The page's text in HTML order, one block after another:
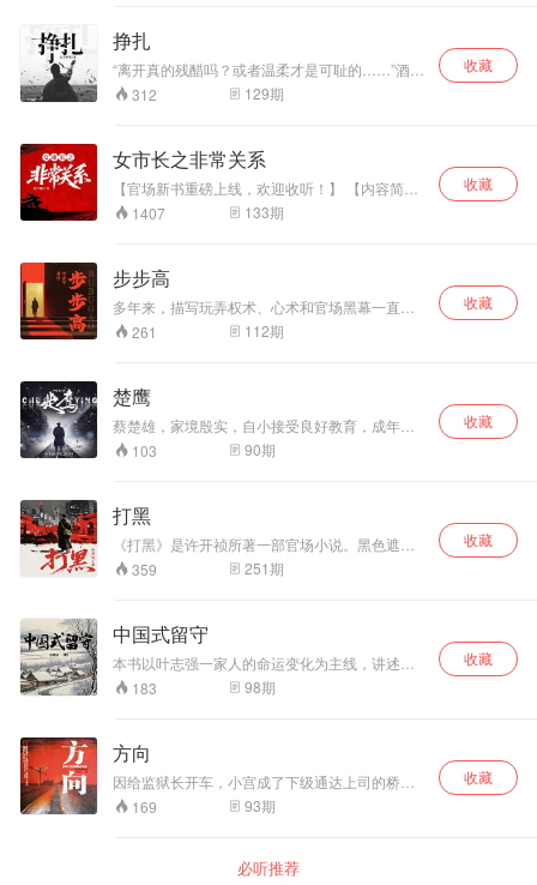
的相濡以沫、两代
人间的理解与碰
卷，既记录了国企
改革的阵痛，也彰
显了普通人在命运
转折中不屈的生命
们的思想漂浮于物外，我们的理想成为一叶孤舟,
剥去这些，我们还能漂流多久？
的企业，是分割还是整合?是停滞还是发展?不同
的人从不同的方向伸过手来。作者长期观察金矿
矿区和现代城市茂密而纷杂的生活，面对穿行或
蜗居其间洒脱、高尚、贪婪、丑恶并存的灵魂状
态，面对纯真的爱情和怪异的性取向，在诉诸干
恢复了生活的原貌。
挣扎
“离开真的残醋吗？或者温柔才是可耻的……”酒吧
里播放着小齐的催泪情歌，林啸宇特别沮丧，借
酒浇愁愁更愁。一场风花雪月终究成为泡影，林
下的如此大错，他自己也没脸再见到她了。是
啊，怪谁？只能怪自己，若不是自己的一意孤
行，怎么会有今天这样惨不忍睹的局面？自尊心
碎了一地无从拾起。听着这悲情的音乐林啸宇觉
得自己太悲催，如今自己成了光明中学老师眼中
林啸宇这才想起贾组长善意的提醒，胡校长曾经
的点化。可是，当时林啸宇被这所谓的爱情冲昏
了头脑，哪里还听得进这些逆耳之言？
312 129期
收藏
女市长之非常关系
【官场新书重磅上线，欢迎收听！】 【内容简
介】 充满梦想的女市长苏晓敏刚到东江，便遇到
副市长陈志安等人的挑战，而前任书记和市长买
瘫痪，为了政治理想，苏晓敏忍辱负重，用女人
的智慧和包容化解着方方面面的危机。围绕前任
留下的半拉子工程东江国际商城，各方势力频频
出手，将苏晓敏逼进死胡同。关键时刻，市委书
记向健江又向高层妥协，苏晓敏陷入权力斗争的
生出对爱的渴望，面对丈夫的猜疑，亲友的提
醒，苏晓敏痴情不改，继续放任着对罗维平的幻
想。身为女人，她渴望能不枉此生地爱一回，身
为市长，她又不能让感情之火燎原。痛苦中的她
对自己曾经的情感出轨……情人、丈夫、朋友，
女人一生到底能牵住多少双手？上级、同僚、政
敌，刀光剑影的官场让她在炼狱中体味仕途的艰
辛……鱼和熊掌，终不可二者兼得也。 【作者简
1407 133期
收藏
步步高
多年来，描写玩弄权术、心术和官场黑幕一直是
政治小说或官场小说难以回避的弊病，从而也影
响着小说的整体格调。在《步步高》这部长篇
站在政治学的高度上，去分析和把握在市场经济
条件下被各种复杂事物所包围的领导角色，将领
导工作策略化，艺术化，科学化，人性化。 做人
怎么做？你看那花，人人喜爱。把人做成一朵
261 112期
收藏
楚鹰
蔡楚雄，家境殷实，自小接受良好教育，成年后
到上海求学，抗战爆发后弃笔从戎，被选中加入
首届青浦特训班侦谍组。经严密的战斗、爆破、
捣毁日军特务机关，截获大量军事情报，最辉煌
的战绩是暗杀日军少将，几年间便成长为炙手可
热的间谍。后毅然加入八路军阵营，提供大量军
事情报，为八路军的敌后抗日做出了巨大贡献，
103 90期
收藏
打黑
《打黑》是许开祯所著一部官场小说。黑色遮住
的是阳光和色彩，黑社会蒙蔽的是正义和良知。
沉渣泛起，群魔乱舞，穷凶极恶，血雨腥风。丧
们承受苦难，也无时无刻不腐蚀着社会准则与国
家利益。当我们惊恐于黑势力的泛滥时，是否想
过那些潜藏在罪恶背后的权力“保护伞”和道貌岸然
的官场蠢虫？黑白两道张丝结网、狼狈为奸，他
们才是社真正的毒瘤。在与黑恶势力的殊死较量
贪婪和欲望的蛊惑下，黑恶势力又怎肯善罢甘
休？
359 251期
收藏
中国式留守
本书以叶志强一家人的命运变化为主线，讲述了
一个个悲欢离合、感人至深的故事。小说既逼真
地描写了农村生活，又细致刻画了大学生和农民
留守人员的情感碰撞，将城市与农村有机相连，
客观地反映了留守儿童、留守妇女以及留守老人
等社会热点问题。
183 98期
收藏
方向
因给监狱长开车，小宫成了下级通达上司的桥
梁，并陷入官场利益的竞争之中，甚至被上级纪
检部门纳入视线。他处于利益边缘，又纠缠于三
活在其中。当监狱长地位摇摇欲坠之时，小宫也
迷失了方向，不知何去何从……
169 93期
收藏
必听推荐